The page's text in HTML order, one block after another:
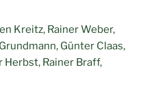
Kreitz, Rainer Weber,
Günter Claas,
Herbst, Rainer Braff,